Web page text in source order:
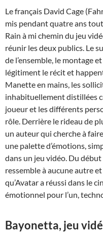
Le français David Cage
mis pendant quatre ans
Rain à mi chemin du jeu
réunir les deux publics. Le
de l’ensemble, le montage
légitiment le récit et
Manette en mains, les
inhabituellement distillées
joueur et les différents
rôle. Derrière le rideau de
un auteur qui cherche à
une palette d’émotions,
dans un jeu vidéo. Du début
ressemble à aucune autre
qu’Avatar a réussi dans le
émotionnel pour l’un,
Bayonetta, jeu